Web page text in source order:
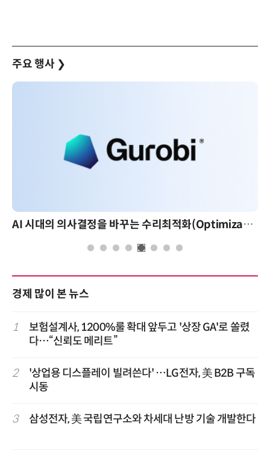
주요 행사 ❯
AI 시대의 의사결정을 바꾸는 수리최적화(Optimization): 실제 산업 적용 사례와 활용 전략
경제 많이 본 뉴스
1
보험설계사, 1200%룰 확대 앞두고 '상장 GA'로 쏠렸
다…“신뢰도 메리트”
2
'상업용 디스플레이 빌려쓴다' …LG전자, 美 B2B 구독
시동
3 삼성전자, 美 국립연구소와 차세대 난방 기술 개발한다